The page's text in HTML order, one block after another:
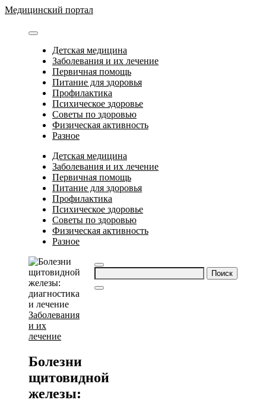
Перейти
содержимому
Медицинский портал
Детская медицина
Заболевания и их лечение
Первичная помощь
Питание для здоровья
Профилактика
Психическое здоровье
Советы по здоровью
Физическая активность
Разное
Детская медицина
Заболевания и их лечение
Первичная помощь
Питание для здоровья
Профилактика
Психическое здоровье
Советы по здоровью
Физическая активность
Разное
Найти:
Заболевания
и их
лечение
Болезни
щитовидной
железы: